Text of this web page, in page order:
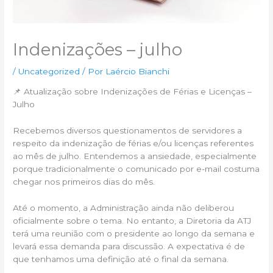
Indenizações – julho
/ Uncategorized / Por Laércio Bianchi
📌 Atualização sobre Indenizações de Férias e Licenças –
Julho
Recebemos diversos questionamentos de servidores a
respeito da indenização de férias e/ou licenças referentes
ao mês de julho. Entendemos a ansiedade, especialmente
porque tradicionalmente o comunicado por e-mail costuma
chegar nos primeiros dias do mês.
Até o momento, a Administração ainda não deliberou
oficialmente sobre o tema. No entanto, a Diretoria da ATJ
terá uma reunião com o presidente ao longo da semana e
levará essa demanda para discussão. A expectativa é de
que tenhamos uma definição até o final da semana.